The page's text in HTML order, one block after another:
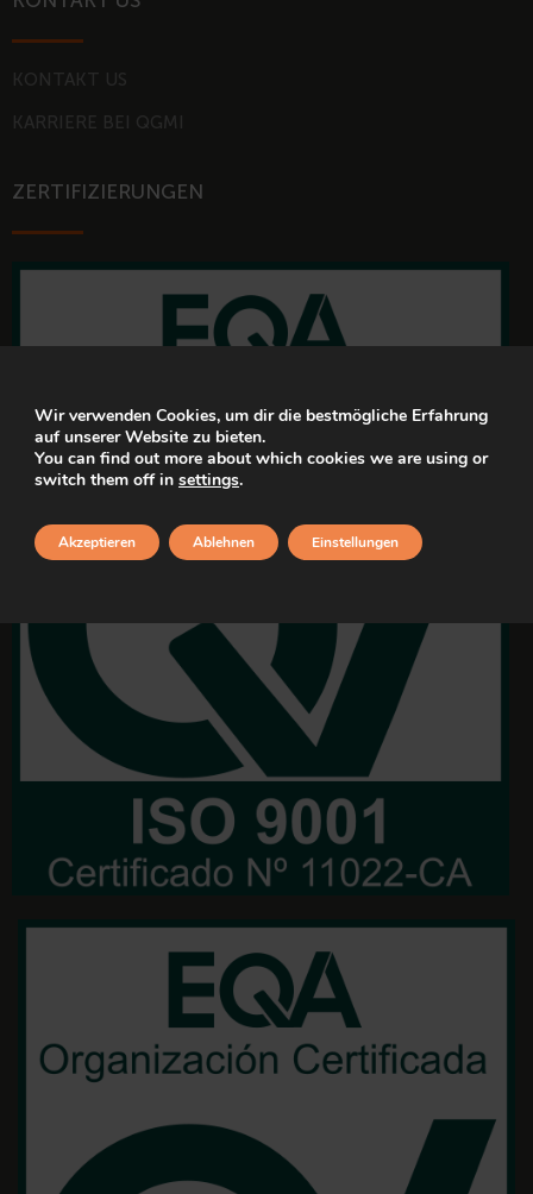
KONTAKT US
KARRIERE BEI QGMI
ZERTIFIZIERUNGEN
Wir verwenden Cookies, um dir die bestmögliche Erfahrung
auf unserer Website zu bieten.
You can find out more about which cookies we are using or
switch them off in settings.
Akzeptieren Ablehnen Einstellungen